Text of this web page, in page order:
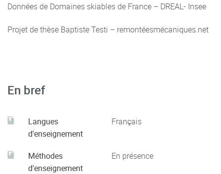
Données de Domaines skiables de France – DREAL- Insee
Projet de thèse Baptiste Testi – remontéesmécaniques.net
En bref
Langues
d'enseignement
Français
Méthodes
d'enseignement
En présence